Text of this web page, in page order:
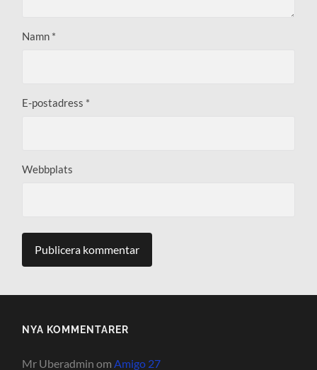
Namn *
E-postadress *
Webbplats
NYA KOMMENTARER
Mr Uberadmin omAmigo 27